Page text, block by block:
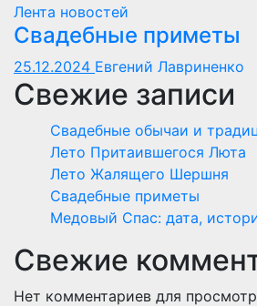
Лента новостей
Свадебные приметы
25.12.2024 Евгений Лавриненко
Свежие записи
Свадебные обычаи и
Лето Притаившегося Люта
Лето Жалящего Шершня
Свадебные приметы
Медовый Спас: дата,
Свежие
Нет комментариев для